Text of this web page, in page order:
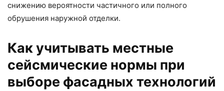
снижению вероятности частичного или полного
обрушения наружной отделки.
Как учитывать местные
сейсмические нормы при
выборе фасадных технологий